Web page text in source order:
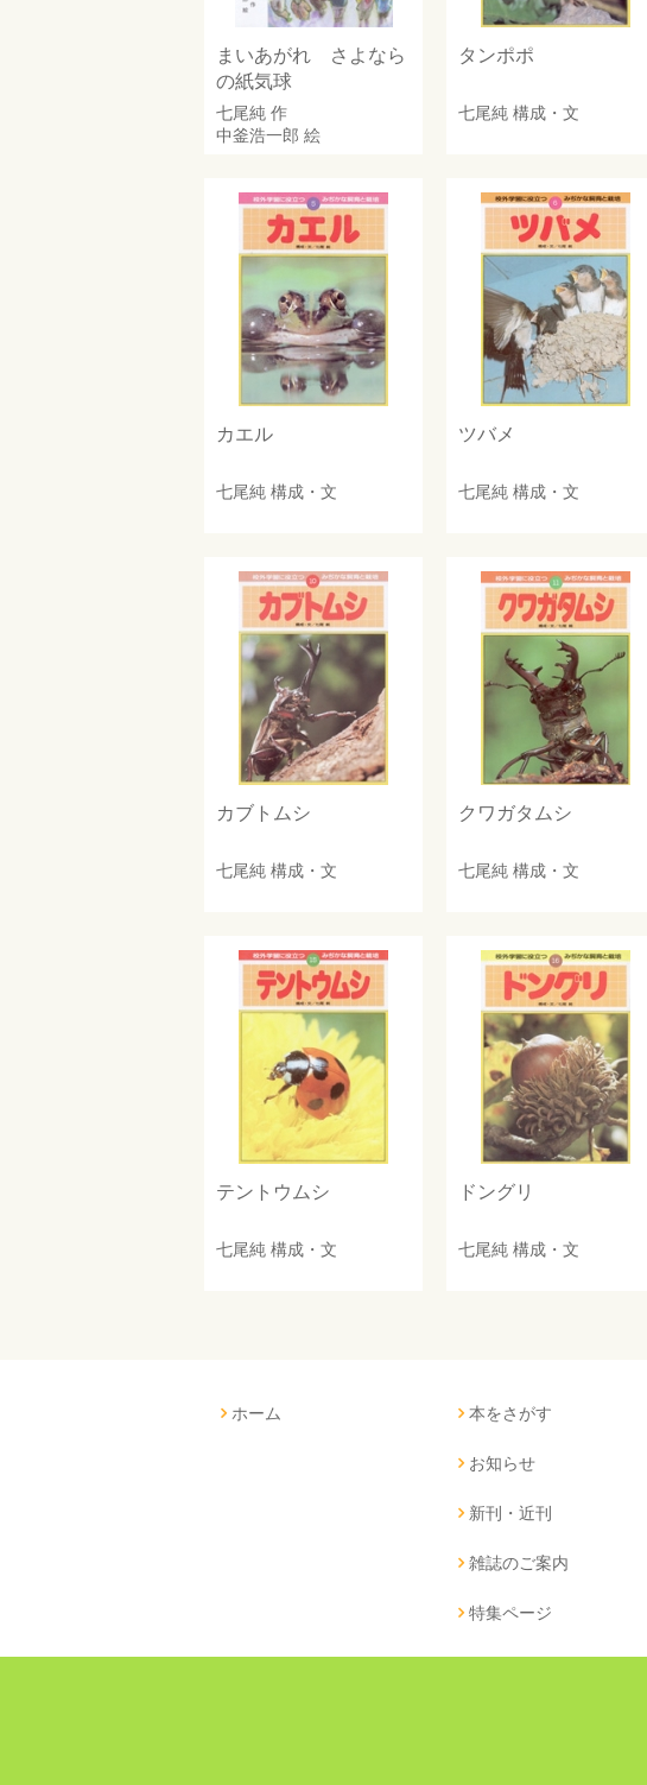
まいあがれ さよなら
の紙気球
七尾純 作
中釜浩一郎 絵
タンポポ
七尾純 構成・文
カエル
七尾純 構成・文
ツバメ
七尾純 構成・文
カブトムシ
七尾純 構成・文
クワガタムシ
七尾純 構成・文
テントウムシ
七尾純 構成・文
ドングリ
七尾純 構成・文
ホーム 本をさがす
お知らせ
新刊・近刊
雑誌のご案内
特集ページ